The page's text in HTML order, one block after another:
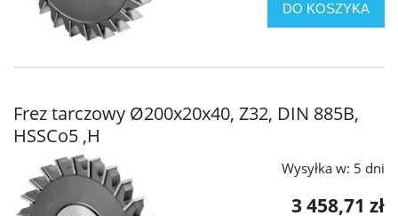
DO KOSZYKA
Frez tarczowy Ø200x20x40, Z32, DIN 885B,
HSSCo5 ,H
Wysyłka w: 5 dni
3 458,71 zł